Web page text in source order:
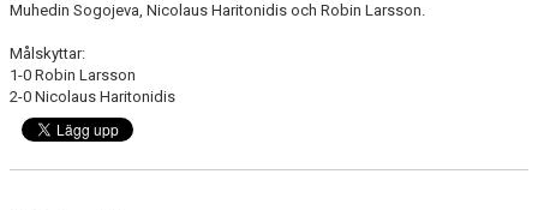
Muhedin Sogojeva, Nicolaus Haritonidis och Robin Larsson.
Målskyttar:
1-0 Robin Larsson
2-0 Nicolaus Haritonidis